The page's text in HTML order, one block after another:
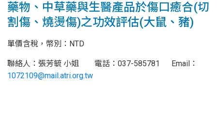
藥物、中草藥與生醫產品於傷口癒合(切
割傷、燒燙傷)之功效評估(大鼠、豬)
單價含稅，幣別：NTD
聯絡人：張芳毓 小姐 電話：037-585781 Email：
1072109@mail.atri.org.tw